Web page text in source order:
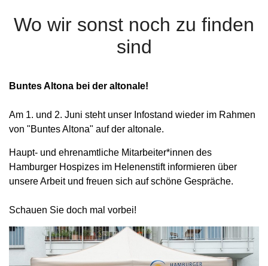
Wo wir sonst noch zu finden
sind
Buntes Altona bei der altonale!
Am 1. und 2. Juni steht unser Infostand wieder im Rahmen
von "Buntes Altona" auf der altonale.
Haupt- und ehrenamtliche Mitarbeiter*innen des
Hamburger Hospizes im Helenenstift informieren über
unsere Arbeit und freuen sich auf schöne Gespräche.
Schauen Sie doch mal vorbei!